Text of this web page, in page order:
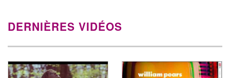
DERNIÈRES VIDÉOS